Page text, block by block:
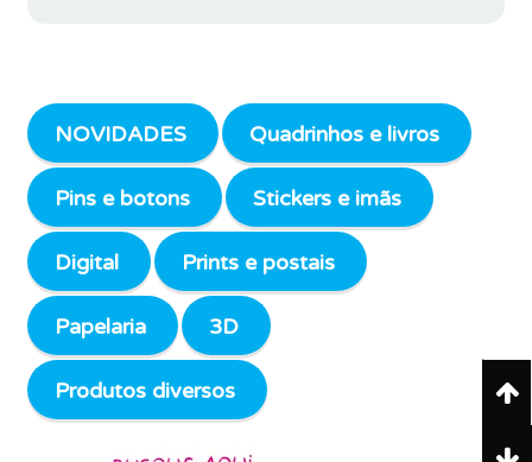
NOVIDADES Quadrinhos e livros
Pins e botons Stickers e imãs
Digital Prints e postais
Papelaria 3D
Produtos diversos